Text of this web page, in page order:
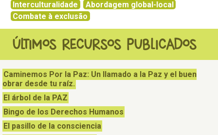
Interculturalidade
Abordagem global-local
Combate à exclusão
ÚLTIMOS RECURSOS PUBLICADOS
Caminemos Por la Paz: Un llamado a la Paz y el buen
obrar desde tu raíz.
El árbol de la PAZ
Bingo de los Derechos Humanos
El pasillo de la consciencia